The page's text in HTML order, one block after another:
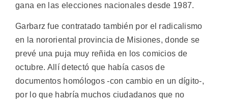
gana en las elecciones nacionales desde 1987.
Garbarz fue contratado también por el radicalismo
en la nororiental provincia de Misiones, donde se
prevé una puja muy reñida en los comicios de
octubre. Allí detectó que había casos de
documentos homólogos -con cambio en un dígito-,
por lo que habría muchos ciudadanos que no